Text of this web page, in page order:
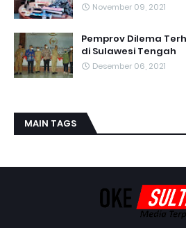
November 09, 2021
Pemprov Dilema
di Sulawesi Tengah
Desember 06, 2021
MAIN TAGS